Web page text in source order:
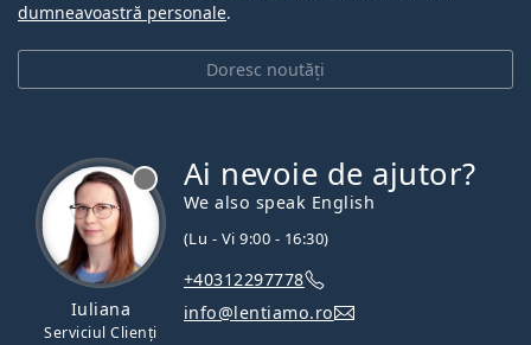
Doresc noutăți
dumneavoastră personale.
Iuliana
Serviciul Clienți
Ai nevoie de ajutor?
We also speak English
(Lu - Vi 9:00 - 16:30)
+40312297778
info@lentiamo.ro